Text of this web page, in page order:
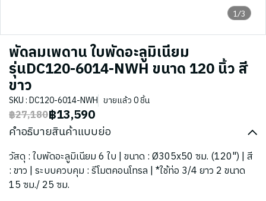
1/3
พัดลมเพดาน ใบพัดอะลูมิเนียม
รุ่นDC120-6014-NWH ขนาด 120 นิ้ว สี
ขาว
SKU : DC120-6014-NWH ขายแล้ว 0 ชิ้น
฿27,180฿13,590
คำอธิบายสินค้าแบบย่อ
วัสดุ : ใบพัดอะลูมิเนียม 6 ใบ | ขนาด : Ø305x50 ซม. (120") | สี
: ขาว | ระบบควบคุม : รีโมตคอนโทรล | *ใช้ท่อ 3/4 ยาว 2 ขนาด
15 ซม./ 25 ซม.